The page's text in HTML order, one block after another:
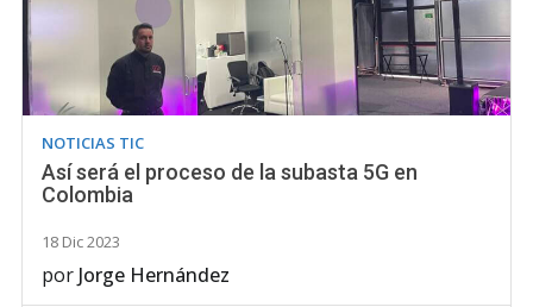
NOTICIAS TIC
Así será el proceso de la subasta 5G en
Colombia
18 Dic 2023
por Jorge Hernández